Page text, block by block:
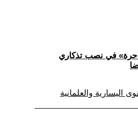
حرة» في نصب تذكاري
اليسارية والعلمانية